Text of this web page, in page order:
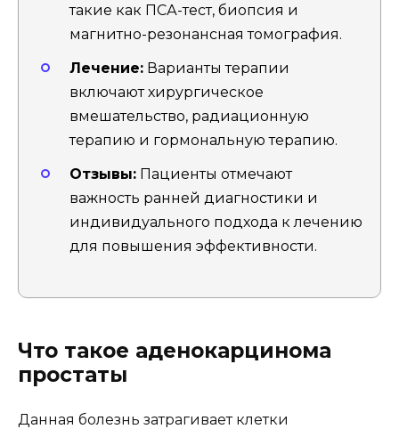
такие как ПСА-тест, биопсия и
магнитно-резонансная томография.
Лечение: Варианты терапии
включают хирургическое
вмешательство, радиационную
терапию и гормональную терапию.
Отзывы: Пациенты отмечают
важность ранней диагностики и
индивидуального подхода к лечению
для повышения эффективности.
Что такое аденокарцинома
простаты
Данная болезнь затрагивает клетки